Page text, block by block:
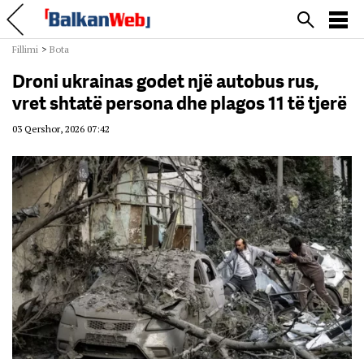
Fillimi > Bota
Droni ukrainas godet një autobus rus,
vret shtatë persona dhe plagos 11 të tjerë
03 Qershor, 2026 07:42